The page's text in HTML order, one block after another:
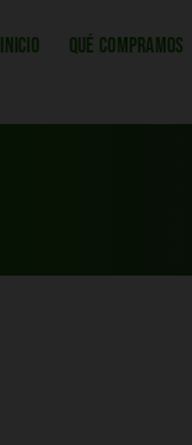
INICIO QUÉ COMPRAMOS